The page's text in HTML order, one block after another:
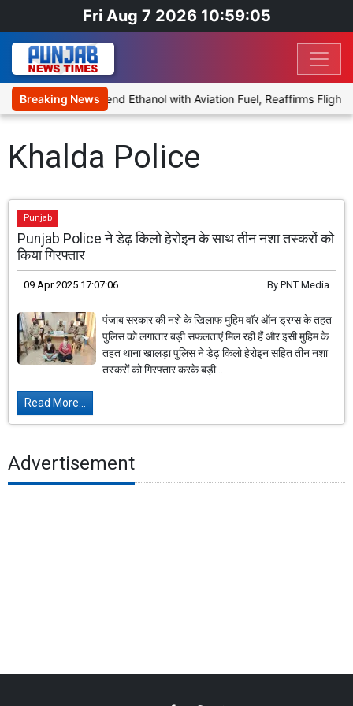
Fri Aug 7 2026 10:59:05
Breaking News
Proposal to Blend Ethanol with Aviation Fuel, Reaffirms Flight
Khalda Police
Punjab
Punjab Police ने डेढ़ किलो हेरोइन के साथ तीन नशा तस्करों को
किया गिरफ्तार
09 Apr 2025 17:07:06 By PNT Media
पंजाब सरकार की नशे के खिलाफ मुहिम वॉर ऑन ड्रग्स के तहत
पुलिस को लगातार बड़ी सफलताएं मिल रही हैं और इसी मुहिम के
तहत थाना खालड़ा पुलिस ने डेढ़ किलो हेरोइन सहित तीन नशा
तस्करों को गिरफ्तार करके बड़ी...
Read More...
Advertisement